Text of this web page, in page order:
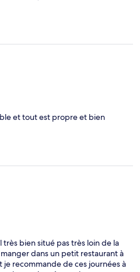
et tout est propre et bien
bien situé pas très loin de la
dans un petit restaurant à
recommande de ces journées à